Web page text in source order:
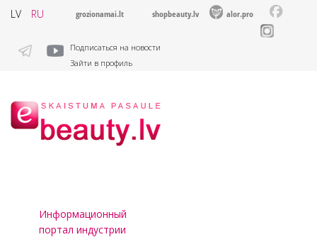
LV RU grozionamai.lt shopbeauty.lv alor.pro
Подписаться на новости
Зайти в профиль
Информационный
портал индустрии